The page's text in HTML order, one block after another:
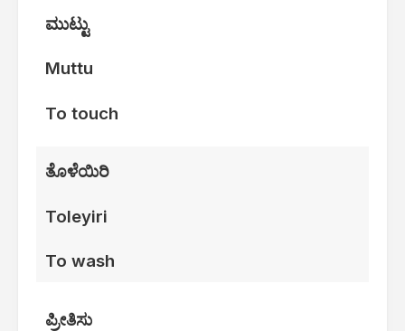
ಮುಟ್ಟು
Muttu
To touch
ತೊಳೆಯಿರಿ
Toleyiri
To wash
ಪ್ರೀತಿಸು